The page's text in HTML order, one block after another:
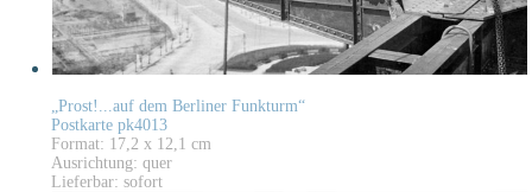
„Prost!...auf dem Berliner Funkturm“
Postkarte pk4013
Format: 17,2 x 12,1 cm
Ausrichtung: quer
Lieferbar: sofort